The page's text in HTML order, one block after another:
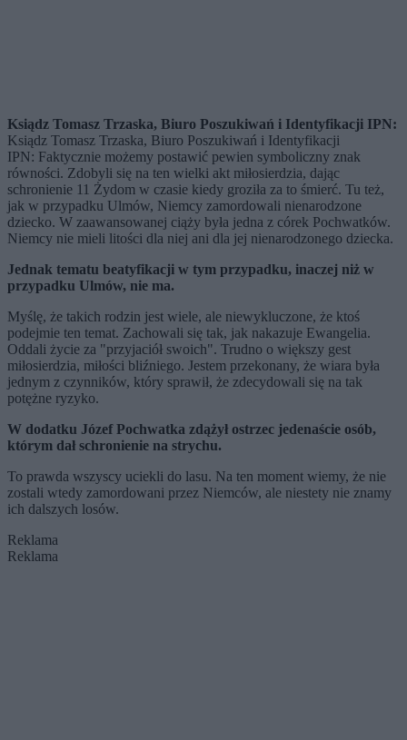
Ksiądz Tomasz Trzaska, Biuro Poszukiwań i Identyfikacji IPN:
Ksiądz Tomasz Trzaska, Biuro Poszukiwań i Identyfikacji
IPN: Faktycznie możemy postawić pewien symboliczny znak
równości. Zdobyli się na ten wielki akt miłosierdzia, dając
schronienie 11 Żydom w czasie kiedy groziła za to śmierć. Tu też,
jak w przypadku Ulmów, Niemcy zamordowali nienarodzone
dziecko. W zaawansowanej ciąży była jedna z córek Pochwatków.
Niemcy nie mieli litości dla niej ani dla jej nienarodzonego dziecka.
Jednak tematu beatyfikacji w tym przypadku, inaczej niż w
przypadku Ulmów, nie ma.
Myślę, że takich rodzin jest wiele, ale niewykluczone, że ktoś
podejmie ten temat. Zachowali się tak, jak nakazuje Ewangelia.
Oddali życie za "przyjaciół swoich". Trudno o większy gest
miłosierdzia, miłości bliźniego. Jestem przekonany, że wiara była
jednym z czynników, który sprawił, że zdecydowali się na tak
potężne ryzyko.
W dodatku Józef Pochwatka zdążył ostrzec jedenaście osób,
którym dał schronienie na strychu.
To prawda wszyscy uciekli do lasu. Na ten moment wiemy, że nie
zostali wtedy zamordowani przez Niemców, ale niestety nie znamy
ich dalszych losów.
Reklama
Reklama